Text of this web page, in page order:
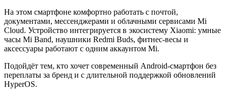
На этом смартфоне комфортно работать с почтой,
документами, мессенджерами и облачными сервисами Mi
Cloud. Устройство интегрируется в экосистему Xiaomi: умные
часы Mi Band, наушники Redmi Buds, фитнес-весы и
аксессуары работают с одним аккаунтом Mi.
Подойдёт тем, кто хочет современный Android-смартфон без
переплаты за бренд и с длительной поддержкой обновлений
HyperOS.